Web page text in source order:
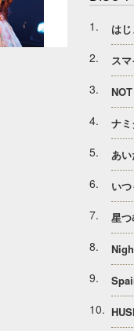
1 は
2 ス
3
4 ナミ
5 あ
6 い
7 星
8
9
10